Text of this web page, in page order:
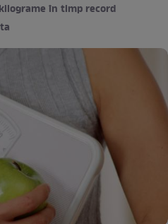
în timp record